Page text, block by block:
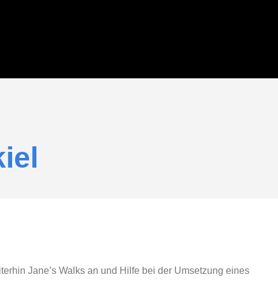
Jane’s Walks an und Hilfe bei der Umsetzung eines